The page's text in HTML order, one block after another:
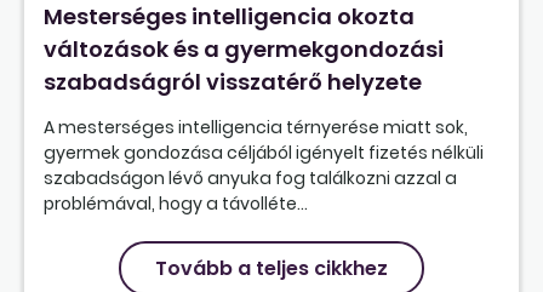
Mesterséges intelligencia okozta
változások és a gyermekgondozási
szabadságról visszatérő helyzete
A mesterséges intelligencia térnyerése miatt sok,
gyermek gondozása céljából igényelt fizetés nélküli
szabadságon lévő anyuka fog találkozni azzal a
problémával, hogy a távolléte...
Tovább a teljes cikkhez